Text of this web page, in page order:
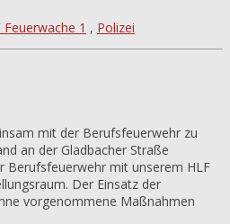
1 , Polizei
mit der Berufsfeuerwehr zu
an der Gladbacher Straße
Berufsfeuerwehr mit unserem HLF
Der Einsatz der
vorgenommene Maßnahmen